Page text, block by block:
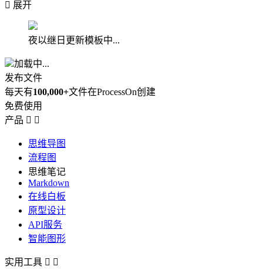
 展开
夜以继日更新模板中...
加载中...
发布文件
每天有100,000+文件在ProcessOn创建
免费使用
产品  
思维导图
流程图
思维笔记
Markdown
在线白板
原型设计
API服务
智能图形
实用工具  